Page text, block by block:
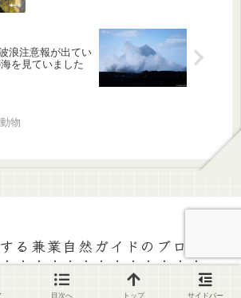
浪注意報が出てい
を見ていました
動物
る兼業自然ガイドのブログ
で生活する兼業自然ガイドのブログ.
目次へ トップ サイドバー